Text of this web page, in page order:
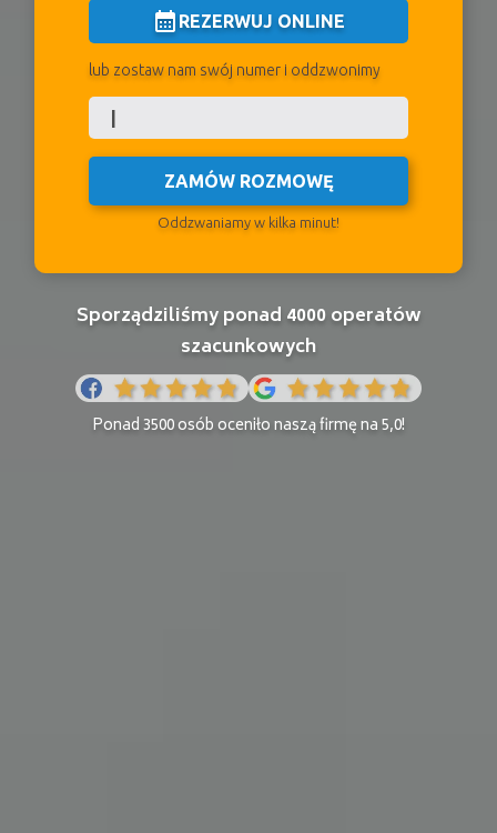
calendar_monthREZERWUJ ONLINE
lub zostaw nam swój numer i oddzwonimy
ZAMÓW ROZMOWĘ
Oddzwaniamy w kilka minut!
Sporządziliśmy ponad 4000 operatów
szacunkowych
Ponad 3500 osób oceniło naszą firmę na 5,0!